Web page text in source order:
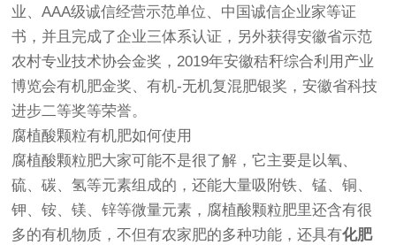
业、AAA级诚信经营示范单位、中国诚信企业家等证
书，并且完成了企业三体系认证，另外获得安徽省示范
农村专业技术协会金奖，2019年安徽秸秆综合利用产业
博览会有机肥金奖、有机-无机复混肥银奖，安徽省科技
进步二等奖等荣誉。
腐植酸颗粒有机肥如何使用
腐植酸颗粒肥大家可能不是很了解，它主要是以氧、
硫、碳、氢等元素组成的，还能大量吸附铁、锰、铜、
钾、铵、镁、锌等微量元素，腐植酸颗粒肥里还含有很
多的有机物质，不但有农家肥的多种功能，还具有化肥